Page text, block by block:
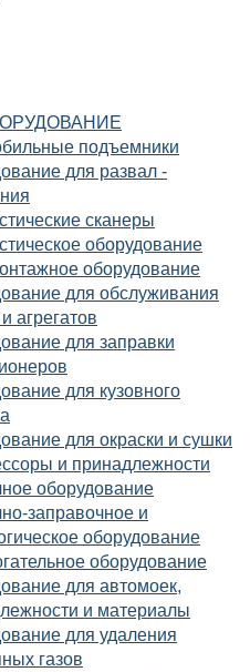
подъемники
для развал -
сканеры
оборудование
оборудование
для обслуживания
агрегатов
для заправки
для кузовного
для окраски и сушки
и принадлежности
оборудование
заправочное и
оборудование
оборудование
для автомоек,
и материалы
для удаления
газов